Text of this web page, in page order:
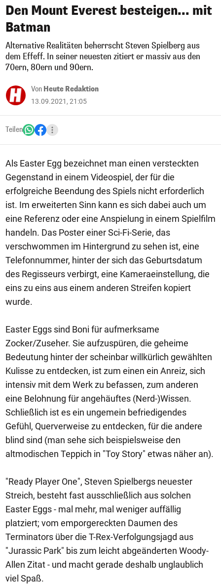
Den Mount Everest besteigen... mit
Batman
Alternative Realitäten beherrscht Steven Spielberg aus
dem Effeff. In seiner neuesten zitiert er massiv aus den
70ern, 80ern und 90ern.
Von Heute Redaktion
13.09.2021, 21:05
Teilen
Als Easter Egg bezeichnet man einen versteckten
Gegenstand in einem Videospiel, der für die
erfolgreiche Beendung des Spiels nicht erforderlich
ist. Im erweiterten Sinn kann es sich dabei auch um
eine Referenz oder eine Anspielung in einem Spielfilm
handeln. Das Poster einer Sci-Fi-Serie, das
verschwommen im Hintergrund zu sehen ist, eine
Telefonnummer, hinter der sich das Geburtsdatum
des Regisseurs verbirgt, eine Kameraeinstellung, die
eins zu eins aus einem anderen Streifen kopiert
wurde.
Easter Eggs sind Boni für aufmerksame
Zocker/Zuseher. Sie aufzuspüren, die geheime
Bedeutung hinter der scheinbar willkürlich gewählten
Kulisse zu entdecken, ist zum einen ein Anreiz, sich
intensiv mit dem Werk zu befassen, zum anderen
eine Belohnung für angehäuftes (Nerd-)Wissen.
Schließlich ist es ein ungemein befriedigendes
Gefühl, Querverweise zu entdecken, für die andere
blind sind (man sehe sich beispielsweise den
altmodischen Teppich in "Toy Story" etwas näher an).
"Ready Player One", Steven Spielbergs neuester
Streich, besteht fast ausschließlich aus solchen
Easter Eggs - mal mehr, mal weniger auffällig
platziert; vom emporgereckten Daumen des
Terminators über die T-Rex-Verfolgungsjagd aus
"Jurassic Park" bis zum leicht abgeänderten Woody-
Allen Zitat - und macht gerade deshalb unglaublich
viel Spaß.